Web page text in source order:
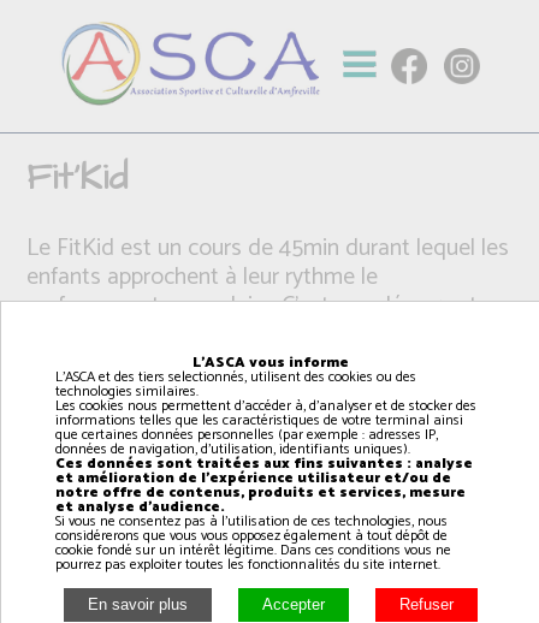
Fit'Kid
Le FitKid est un cours de 45min durant lequel les
enfants approchent à leur rythme le
renforcement musculaire. C’est une découverte
circuits et des exercices de musculation adaptés
à leurs âges.
L'ASCA vous informe
L'ASCA et des tiers selectionnés, utilisent des cookies ou des
technologies similaires.
Les cookies nous permettent d'accéder à, d'analyser et de stocker des
informations telles que les caractéristiques de votre terminal ainsi
que certaines données personnelles (par exemple : adresses IP,
données de navigation, d'utilisation, identifiants uniques).
Ces données sont traitées aux fins suivantes : analyse
et amélioration de l'expérience utilisateur et/ou de
notre offre de contenus, produits et services, mesure
et analyse d'audience.
Si vous ne consentez pas à l'utilisation de ces technologies, nous
considérerons que vous vous opposez également à tout dépôt de
cookie fondé sur un intérêt légitime. Dans ces conditions vous ne
pourrez pas exploiter toutes les fonctionnalités du site internet.